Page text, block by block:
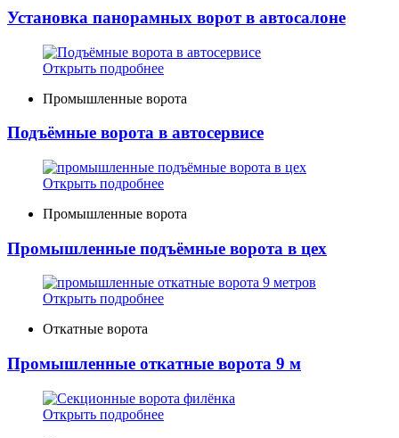
Установка панорамных ворот в автосалоне
Открыть подробнее
Промышленные ворота
Подъёмные ворота в автосервисе
Открыть подробнее
Промышленные ворота
Промышленные подъёмные ворота в цех
Открыть подробнее
Откатные ворота
Промышленные откатные ворота 9 м
Открыть подробнее